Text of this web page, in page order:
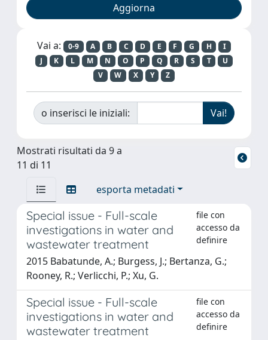
Vai a: 0-9 A B C D E F G H
I
J
K L M N O P Q R S T
U
V
W X Y Z
o inserisci le iniziali:
Mostrati risultati da 9 a
11 di 11
esporta metadati
Special issue - Full-scale
investigations in water and
wastewater treatment
file con
accesso da
definire
2015 Babatunde, A.; Burgess, J.; Bertanza, G.;
Rooney, R.; Verlicchi, P.; Xu, G.
Special issue - Full-scale
investigations in water and
wastewater treatment
file con
accesso da
definire